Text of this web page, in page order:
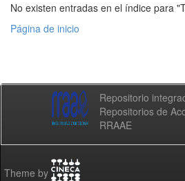
No existen entradas en el índice para
Página de inicio
Repositorio
Repositorios de
RRAAE
Theme by